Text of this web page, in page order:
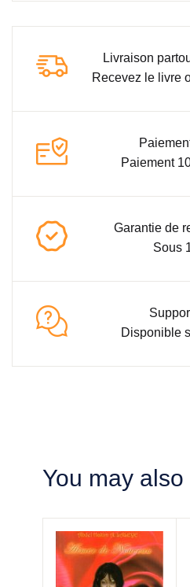
Livraison
Recevez le livre
Paiement
Garantie de
Sous
Disponible
You may